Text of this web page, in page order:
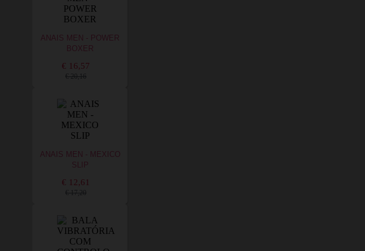
ANAIS MEN - POWER
BOXER
€ 16,57
€ 20,16
ANAIS MEN - MEXICO
SLIP
€ 12,61
€ 17,20